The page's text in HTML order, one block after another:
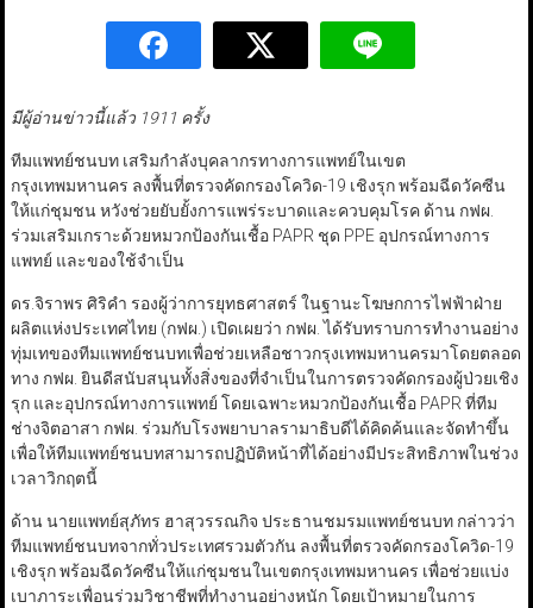
มีผู้อ่านข่าวนี้แล้ว 1911 ครั้ง
ทีมแพทย์ชนบท เสริมกำลังบุคลากรทางการแพทย์ในเขต
กรุงเทพมหานคร ลงพื้นที่ตรวจคัดกรองโควิด-19 เชิงรุก พร้อมฉีดวัคซีน
ให้แก่ชุมชน หวังช่วยยับยั้งการแพร่ระบาดและควบคุมโรค ด้าน กฟผ.
ร่วมเสริมเกราะด้วยหมวกป้องกันเชื้อ PAPR ชุด PPE อุปกรณ์ทางการ
แพทย์ และของใช้จำเป็น
ดร.จิราพร ศิริคำ รองผู้ว่าการยุทธศาสตร์ ในฐานะโฆษกการไฟฟ้าฝ่าย
ผลิตแห่งประเทศไทย (กฟผ.) เปิดเผยว่า กฟผ. ได้รับทราบการทำงานอย่าง
ทุ่มเทของทีมแพทย์ชนบทเพื่อช่วยเหลือชาวกรุงเทพมหานครมาโดยตลอด
ทาง กฟผ. ยินดีสนับสนุนทั้งสิ่งของที่จำเป็นในการตรวจคัดกรองผู้ป่วยเชิง
รุก และอุปกรณ์ทางการแพทย์ โดยเฉพาะหมวกป้องกันเชื้อ PAPR ที่ทีม
ช่างจิตอาสา กฟผ. ร่วมกับโรงพยาบาลรามาธิบดีได้คิดค้นและจัดทำขึ้น
เพื่อให้ทีมแพทย์ชนบทสามารถปฏิบัติหน้าที่ได้อย่างมีประสิทธิภาพในช่วง
เวลาวิกฤตนี้
ด้าน นายแพทย์สุภัทร ฮาสุวรรณกิจ ประธานชมรมแพทย์ชนบท กล่าวว่า
ทีมแพทย์ชนบทจากทั่วประเทศรวมตัวกัน ลงพื้นที่ตรวจคัดกรองโควิด-19
เชิงรุก พร้อมฉีดวัคซีนให้แก่ชุมชนในเขตกรุงเทพมหานคร เพื่อช่วยแบ่ง
เบาภาระเพื่อนร่วมวิชาชีพที่ทำงานอย่างหนัก โดยเป้าหมายในการ